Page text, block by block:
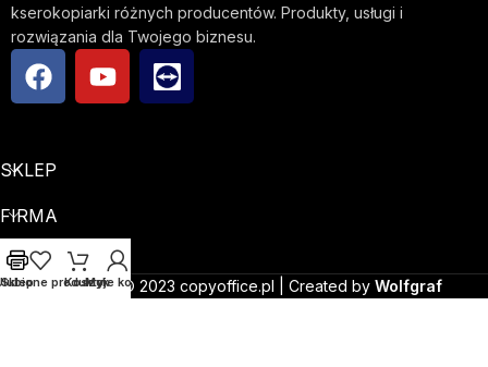
kserokopiarki różnych producentów. Produkty, usługi i
rozwiązania dla Twojego biznesu.
SKLEP
FIRMA
INFO
Copyright © 2023 copyoffice.pl | Created by Wolfgraf
Sklep produkty
KoszykMoje konto